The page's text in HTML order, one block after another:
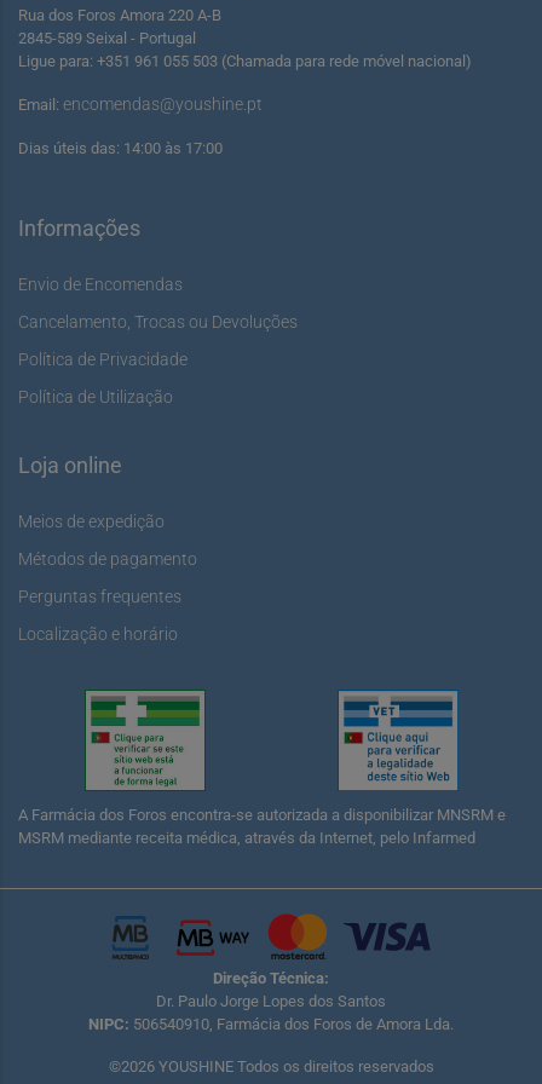
Rua dos Foros Amora 220 A-B
2845-589 Seixal - Portugal
Ligue para: +351 961 055 503 (Chamada para rede móvel nacional)
Email: encomendas@youshine.pt
Dias úteis das: 14:00 às 17:00
Informações
Envio de Encomendas
Cancelamento, Trocas ou Devoluções
Política de Privacidade
Política de Utilização
Loja online
Meios de expedição
Métodos de pagamento
Perguntas frequentes
Localização e horário
A Farmácia dos Foros encontra-se autorizada a disponibilizar MNSRM e
MSRM mediante receita médica, através da Internet, pelo Infarmed
Direção Técnica:
Dr. Paulo Jorge Lopes dos Santos
NIPC: 506540910, Farmácia dos Foros de Amora Lda.
©2026 YOUSHINE Todos os direitos reservados